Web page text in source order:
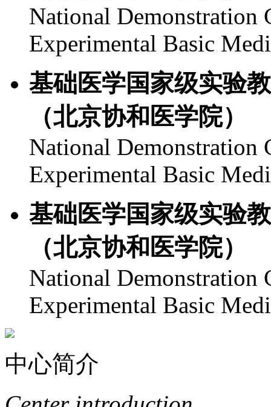
National Demonstration
Experimental Basic
基础医学国家级实验
（北京协和医学院）
National Demonstration
Experimental Basic
基础医学国家级实验
（北京协和医学院）
National Demonstration
Experimental Basic
中心简介